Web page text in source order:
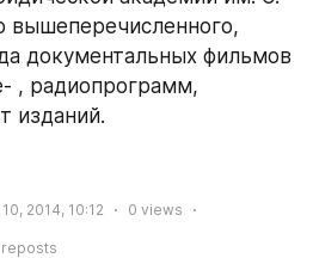
вышеперечисленного,
документальных фильмов
, радиопрограмм,
изданий.
2014, 10:12 0 views
reposts